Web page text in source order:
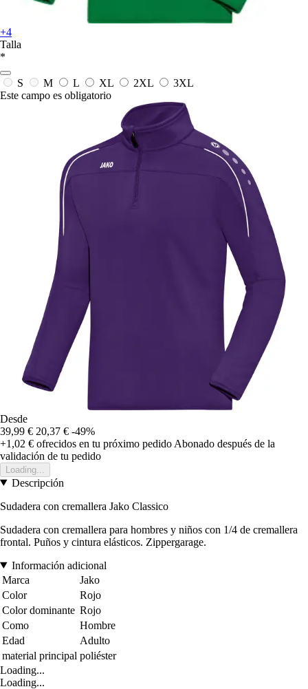
+4
Talla
*
S M L XL 2XL
3XL
Este campo es obligatorio
Desde
39,99 € 20,37 € -49%
+1,02 € ofrecidos en tu próximo pedido Abonado después de la
validación de tu pedido
Loading...
Descripción
Sudadera con cremallera Jako Classico
Sudadera con cremallera para hombres y niños con 1/4 de cremallera
frontal. Puños y cintura elásticos. Zippergarage.
Información adicional
Marca
Jako
Color
Rojo
Color dominante Rojo
Como
Hombre
Edad
Adulto
material principal poliéster
Loading...
Loading...